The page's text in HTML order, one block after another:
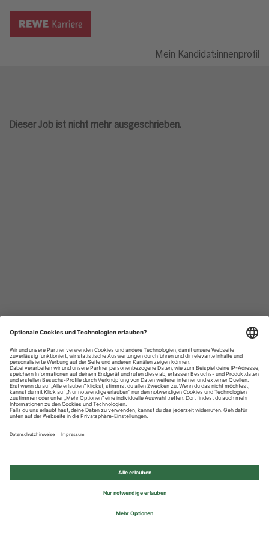
Mein Kandidat:innenprofil
Dieser Job ist nicht mehr ausgeschrieben.
Datenschutzhinweise
Impressum
Privatsphäre-Einstellungen
© 2026 REWE Group - All rights reserved